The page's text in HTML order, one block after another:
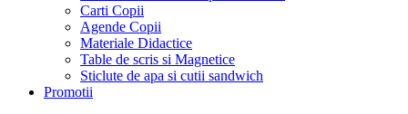
Carti Copii
Agende Copii
Materiale Didactice
Table de scris si Magnetice
Sticlute de apa si cutii sandwich
Promotii